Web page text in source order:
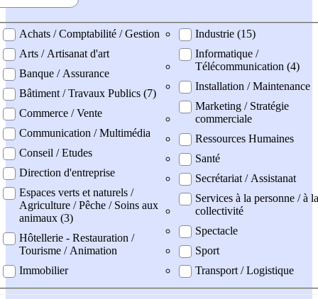
professionel
Achats / Comptabilité / Gestion
Arts / Artisanat d'art
Banque / Assurance
Bâtiment / Travaux Publics (7)
Commerce / Vente
Communication / Multimédia
Conseil / Etudes
Direction d'entreprise
Espaces verts et naturels /
Agriculture / Pêche / Soins aux
animaux (3)
Hôtellerie - Restauration /
Tourisme / Animation
Immobilier
Industrie (15)
Informatique /
Télécommunication (4)
Installation / Maintenance
Marketing / Stratégie
commerciale
Ressources Humaines
Santé
Secrétariat / Assistanat
Services à la personne / à la
collectivité
Spectacle
Sport
Transport / Logistique